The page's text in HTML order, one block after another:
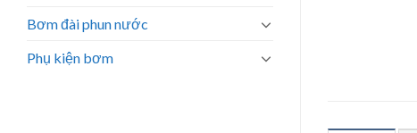
Bơm đài phun nước
Phụ kiện bơm